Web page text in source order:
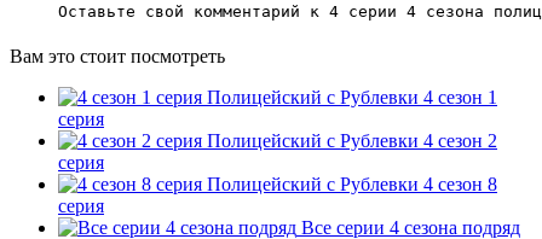
Оставьте свой комментарий к 4 серии 4 сезона
Вам это стоит посмотреть
Полицейский с Рублевки 4 сезон 1
серия
Полицейский с Рублевки 4 сезон 2
серия
Полицейский с Рублевки 4 сезон 8
серия
Все серии 4 сезона подряд